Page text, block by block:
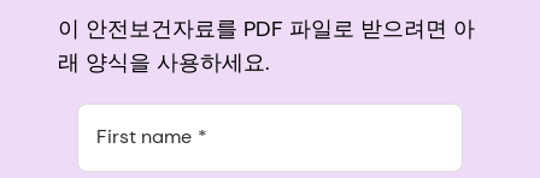
이 안전보건자료를 PDF 파일로 받으려면 아
래 양식을 사용하세요.
First name